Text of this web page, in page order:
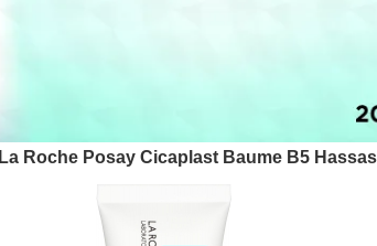
La Roche Posay Cicaplast Baume B5 Hassas